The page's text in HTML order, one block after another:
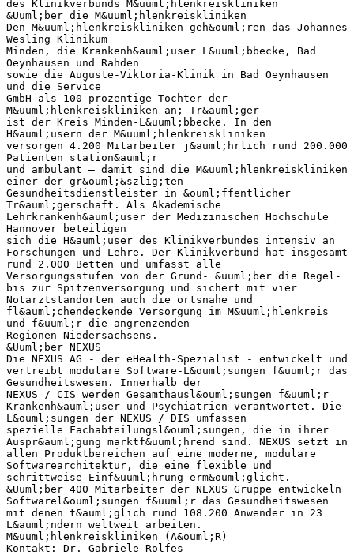
des Klinikverbunds M&uuml;hlenkreiskliniken
&Uuml;ber die M&uuml;hlenkreiskliniken
Den M&uuml;hlenkreiskliniken geh&ouml;ren das Johannes
Wesling Klinikum
Minden, die Krankenh&auml;user L&uuml;bbecke, Bad
Oeynhausen und Rahden
sowie die Auguste-Viktoria-Klinik in Bad Oeynhausen
und die Service
GmbH als 100-prozentige Tochter der
M&uuml;hlenkreiskliniken an; Tr&auml;ger
ist der Kreis Minden-L&uuml;bbecke. In den
H&auml;usern der M&uuml;hlenkreiskliniken
versorgen 4.200 Mitarbeiter j&auml;hrlich rund 200.000
Patienten station&auml;r
und ambulant – damit sind die M&uuml;hlenkreiskliniken
einer der gr&ouml;&szlig;ten
Gesundheitsdienstleister in &ouml;ffentlicher
Tr&auml;gerschaft. Als Akademische
Lehrkrankenh&auml;user der Medizinischen Hochschule
Hannover beteiligen
sich die H&auml;user des Klinikverbundes intensiv an
Forschungen und Lehre. Der Klinikverbund hat insgesamt
rund 2.000 Betten und umfasst alle
Versorgungsstufen von der Grund- &uuml;ber die Regel-
bis zur Spitzenversorgung und sichert mit vier
Notarztstandorten auch die ortsnahe und
fl&auml;chendeckende Versorgung im M&uuml;hlenkreis
und f&uuml;r die angrenzenden
Regionen Niedersachsens.
&Uuml;ber NEXUS
Die NEXUS AG - der eHealth-Spezialist - entwickelt und
vertreibt modulare Software-L&ouml;sungen f&uuml;r das
Gesundheitswesen. Innerhalb der
NEXUS / CIS werden Gesamthausl&ouml;sungen f&uuml;r
Krankenh&auml;user und Psychiatrien verantwortet. Die
L&ouml;sungen der NEXUS / DIS umfassen
spezielle Fachabteilungsl&ouml;sungen, die in ihrer
Auspr&auml;gung marktf&uuml;hrend sind. NEXUS setzt in
allen Produktbereichen auf eine moderne, modulare
Softwarearchitektur, die eine flexible und
schrittweise Einf&uuml;hrung erm&ouml;glicht.
&Uuml;ber 400 Mitarbeiter der NEXUS Gruppe entwickeln
Softwarel&ouml;sungen f&uuml;r das Gesundheitswesen
mit denen t&auml;glich rund 108.200 Anwender in 23
L&auml;ndern weltweit arbeiten.
M&uuml;hlenkreiskliniken (A&ouml;R)
Kontakt: Dr. Gabriele Rolfes